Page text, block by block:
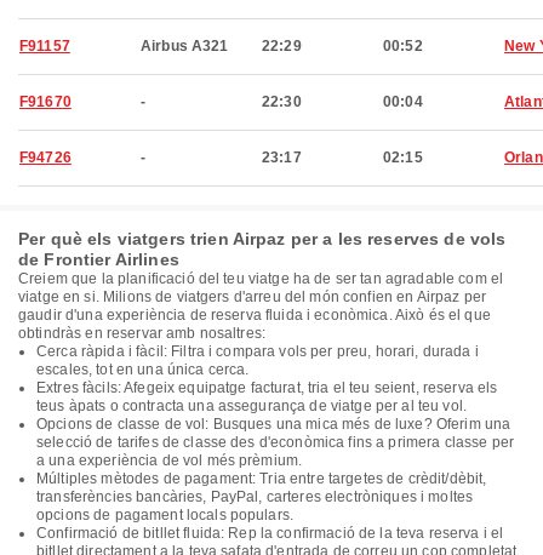
F91157 Airbus A321 22:29 00:52 New
F91670 - 22:30 00:04
F94726 - 23:17 02:15
Per què els viatgers trien Airpaz per a les reserves de vols
de Frontier Airlines
Creiem que la planificació del teu viatge ha de ser tan agradable com el
viatge en si. Milions de viatgers d'arreu del món confien en Airpaz per
gaudir d'una experiència de reserva fluida i econòmica. Això és el que
obtindràs en reservar amb nosaltres:
Cerca ràpida i fàcil: Filtra i compara vols per preu, horari, durada i
escales, tot en una única cerca.
Extres fàcils: Afegeix equipatge facturat, tria el teu seient, reserva els
teus àpats o contracta una assegurança de viatge per al teu vol.
Opcions de classe de vol: Busques una mica més de luxe? Oferim una
selecció de tarifes de classe des d'econòmica fins a primera classe per
a una experiència de vol més prèmium.
Múltiples mètodes de pagament: Tria entre targetes de crèdit/dèbit,
transferències bancàries, PayPal, carteres electròniques i moltes
opcions de pagament locals populars.
Confirmació de bitllet fluida: Rep la confirmació de la teva reserva i el
bitllet directament a la teva safata d'entrada de correu un cop completat